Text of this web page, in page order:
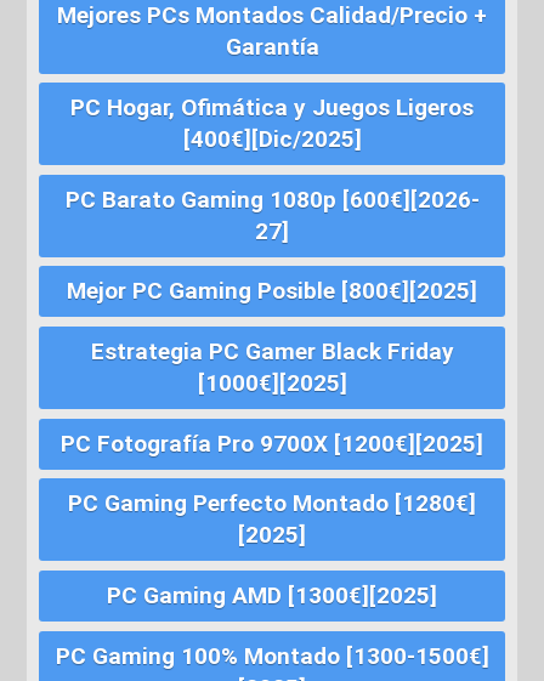
Mejores PCs Montados Calidad/Precio +
Garantía
PC Hogar, Ofimática y Juegos Ligeros
[400€][Dic/2025]
PC Barato Gaming 1080p [600€][2026-
27]
Mejor PC Gaming Posible [800€][2025]
Estrategia PC Gamer Black Friday
[1000€][2025]
PC Fotografía Pro 9700X [1200€][2025]
PC Gaming Perfecto Montado [1280€]
[2025]
PC Gaming AMD [1300€][2025]
PC Gaming 100% Montado [1300-1500€]